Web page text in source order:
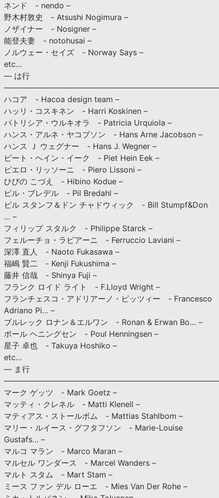
ネンド - nendo –
野木村敦史 - Atsushi Nogimura –
ノザイナー - Nosigner –
能登夫妻 - notohusai –
ノルウェー・セイズ - Norway Says –
etc…
— は行
ハコア - Hacoa design team –
ハッリ・コスキネン - Harri Koskinen –
パトリシア・ウルキオラ - Patricia Urquiola –
ハンス・アルネ・ヤコブソン - Hans Arne Jacobson –
ハンス Ｊ ウェグナー - Hans J. Wegner –
ピート・ヘイン・イーク - Piet Hein Eek –
ピエロ・リッソーニ - Piero Lissoni –
ひびの こづえ - Hibino Kodue –
ピル・ブレデル - Pil Bredahl –
ビル スタンフ＆ドン チャドウィック - Bill Stumpf&Don
… –
フィリップ スタルク - Philippe Starck –
フェルーチョ・ラビアーニ - Ferruccio Laviani –
深澤 直人 - Naoto Fukasawa –
福嶋 賢二 - Kenji Fukushima –
藤井 信哉 - Shinya Fuji –
フランク ロイド ライト - F.Lloyd Wright –
フランチェスコ・アドリアーノ・ピッツィー - Francesco
Adriano Pi… –
ブルレック ロナン＆エルワン - Ronan & Erwan Bo… –
ポール ヘニングセン - Poul Henningsen –
星子 卓也 - Takuya Hoshiko –
etc…
— ま行
マーク ゲッツ - Mark Goetz –
マッティ・クレネル - Matti Klenell –
マティアス・ストールボム - Mattias Stahlbom –
マリー・ルイース・グフタフソン - Marie-Louise
Gustafs… –
マルコ マラン - Marco Maran –
マルセル ワンダース - Marcel Wanders –
マルト スタム - Mart Stam –
ミース ファン デル ローエ - Mies Van Der Rohe –